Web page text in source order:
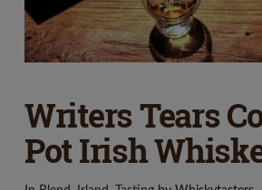
Writers Tears
Pot Irish